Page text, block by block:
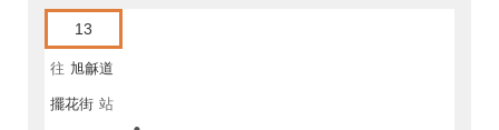
13
往 旭龢道
擺花街 站